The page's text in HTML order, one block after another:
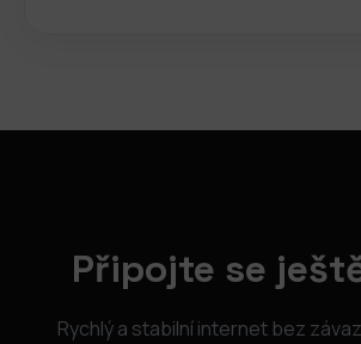
Připojte se
Rychlý a stabilní internet bez